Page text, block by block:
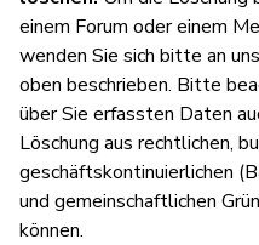
einem Forum oder einem
wenden Sie sich bitte an
oben beschrieben. Bitte
über Sie erfassten Daten
Löschung aus rechtlichen,
geschäftskontinuierlichen
und gemeinschaftlichen
können.